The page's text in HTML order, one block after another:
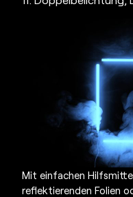
Mit einfachen
reflektierenden Folien